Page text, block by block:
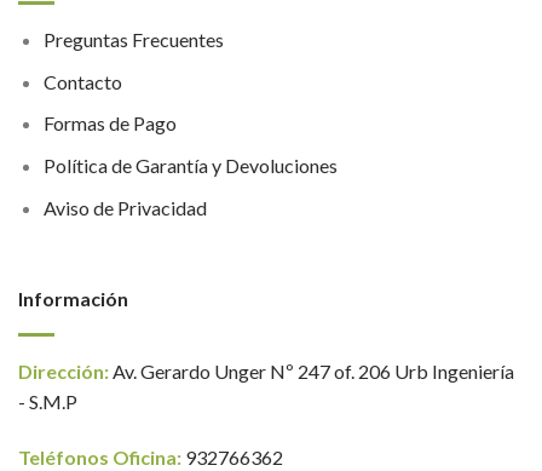
Preguntas Frecuentes
Contacto
Formas de Pago
Política de Garantía y Devoluciones
Aviso de Privacidad
Información
Dirección:Av. Gerardo Unger Nº 247 of. 206 Urb Ingeniería
- S.M.P
Teléfonos Oficina: 932766362